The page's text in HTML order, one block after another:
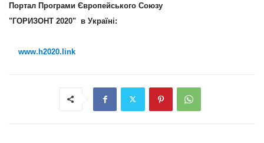
Портал Програми Європейського Союзу
"ГОРИЗОНТ 2020" в Україні:
www.h2020.link